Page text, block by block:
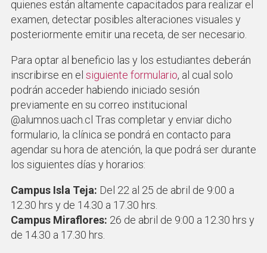
quienes están altamente capacitados para realizar el
examen, detectar posibles alteraciones visuales y
posteriormente emitir una receta, de ser necesario.
Para optar al beneficio las y los estudiantes deberán
inscribirse en el siguiente formulario, al cual solo
podrán acceder habiendo iniciado sesión
previamente en su correo institucional
@alumnos.uach.cl Tras completar y enviar dicho
formulario, la clínica se pondrá en contacto para
agendar su hora de atención, la que podrá ser durante
los siguientes días y horarios:
Campus Isla Teja: Del 22 al 25 de abril de 9:00 a
12.30 hrs y de 14.30 a 17.30 hrs.
Campus Miraflores: 26 de abril de 9:00 a 12.30 hrs y
de 14.30 a 17.30 hrs.